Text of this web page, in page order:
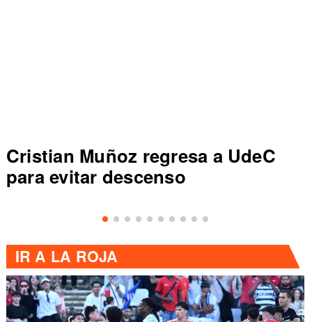
Cristian Muñoz regresa a UdeC
para evitar descenso
IR A LA ROJA